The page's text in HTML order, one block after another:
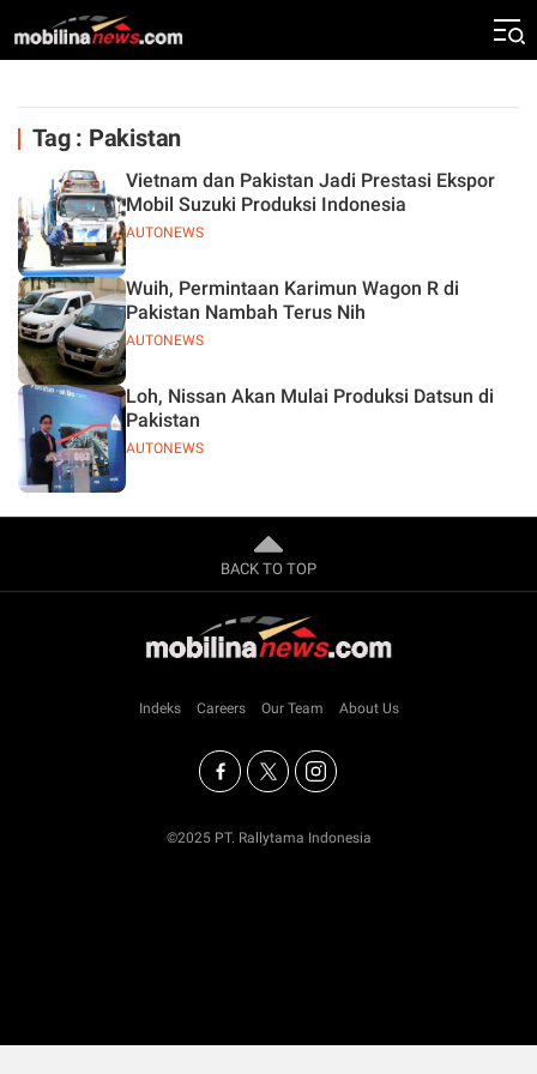
Tag : Pakistan
AUTONEWS
Vietnam dan Pakistan Jadi Prestasi Ekspor
Mobil Suzuki Produksi Indonesia
AUTONEWS
Wuih, Permintaan Karimun Wagon R di
Pakistan Nambah Terus Nih
AUTONEWS
Loh, Nissan Akan Mulai Produksi Datsun di
Pakistan
BACK TO TOP
Indeks Careers Our Team About Us
©2025 PT. Rallytama Indonesia